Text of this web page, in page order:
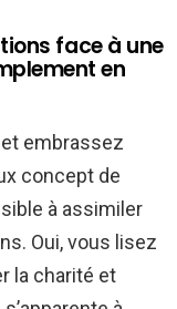
face à une
en
et embrassez
concept de
à assimiler
Oui, vous lisez
la charité et